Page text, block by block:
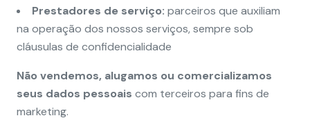
Prestadores de serviço: parceiros que auxiliam
na operação dos nossos serviços, sempre sob
cláusulas de confidencialidade
Não vendemos, alugamos ou comercializamos
seus dados pessoais com terceiros para fins de
marketing.